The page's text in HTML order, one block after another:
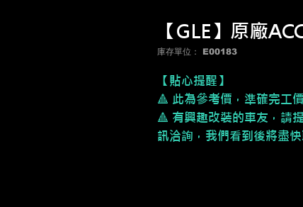
【GLE】原廠
庫存單位： E00183
【貼心提醒】
🔺 此為參考價，準確完工
🔺 有興趣改裝的車友，請
訊洽詢，我們看到後將盡